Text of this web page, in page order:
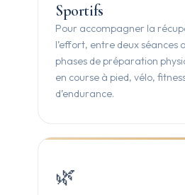
Sportifs
Pour accompagner la
l’effort, entre deux séances
phases de préparation
en course à pied, vélo,
d’endurance.
🌿